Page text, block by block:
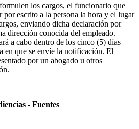
los cargos, el funcionario que
por escrito a la persona la hora y el lugar
enviando dicha declaración por
dirección conocida del empleado.
a cabo dentro de los cinco (5) días
en que se envíe la notificación. El
por un abogado u otros
- Fuentes